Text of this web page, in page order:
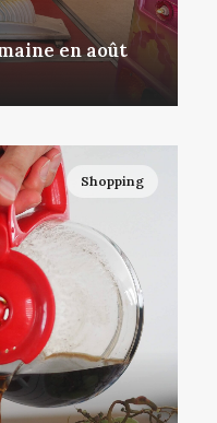
en août
Shopping